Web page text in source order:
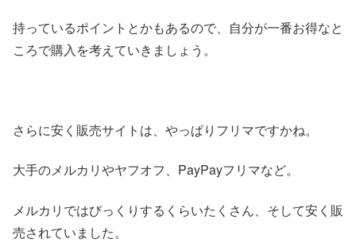
持っているポイントとかもあるので、自分が一番お得なと
ころで購入を考えていきましょう。
さらに安く販売サイトは、やっぱりフリマですかね。
大手のメルカリやヤフオフ、PayPayフリマなど。
メルカリではびっくりするくらいたくさん、そして安く販
売されていました。